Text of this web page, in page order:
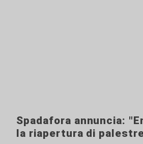
Spadafora annuncia:
la riapertura di